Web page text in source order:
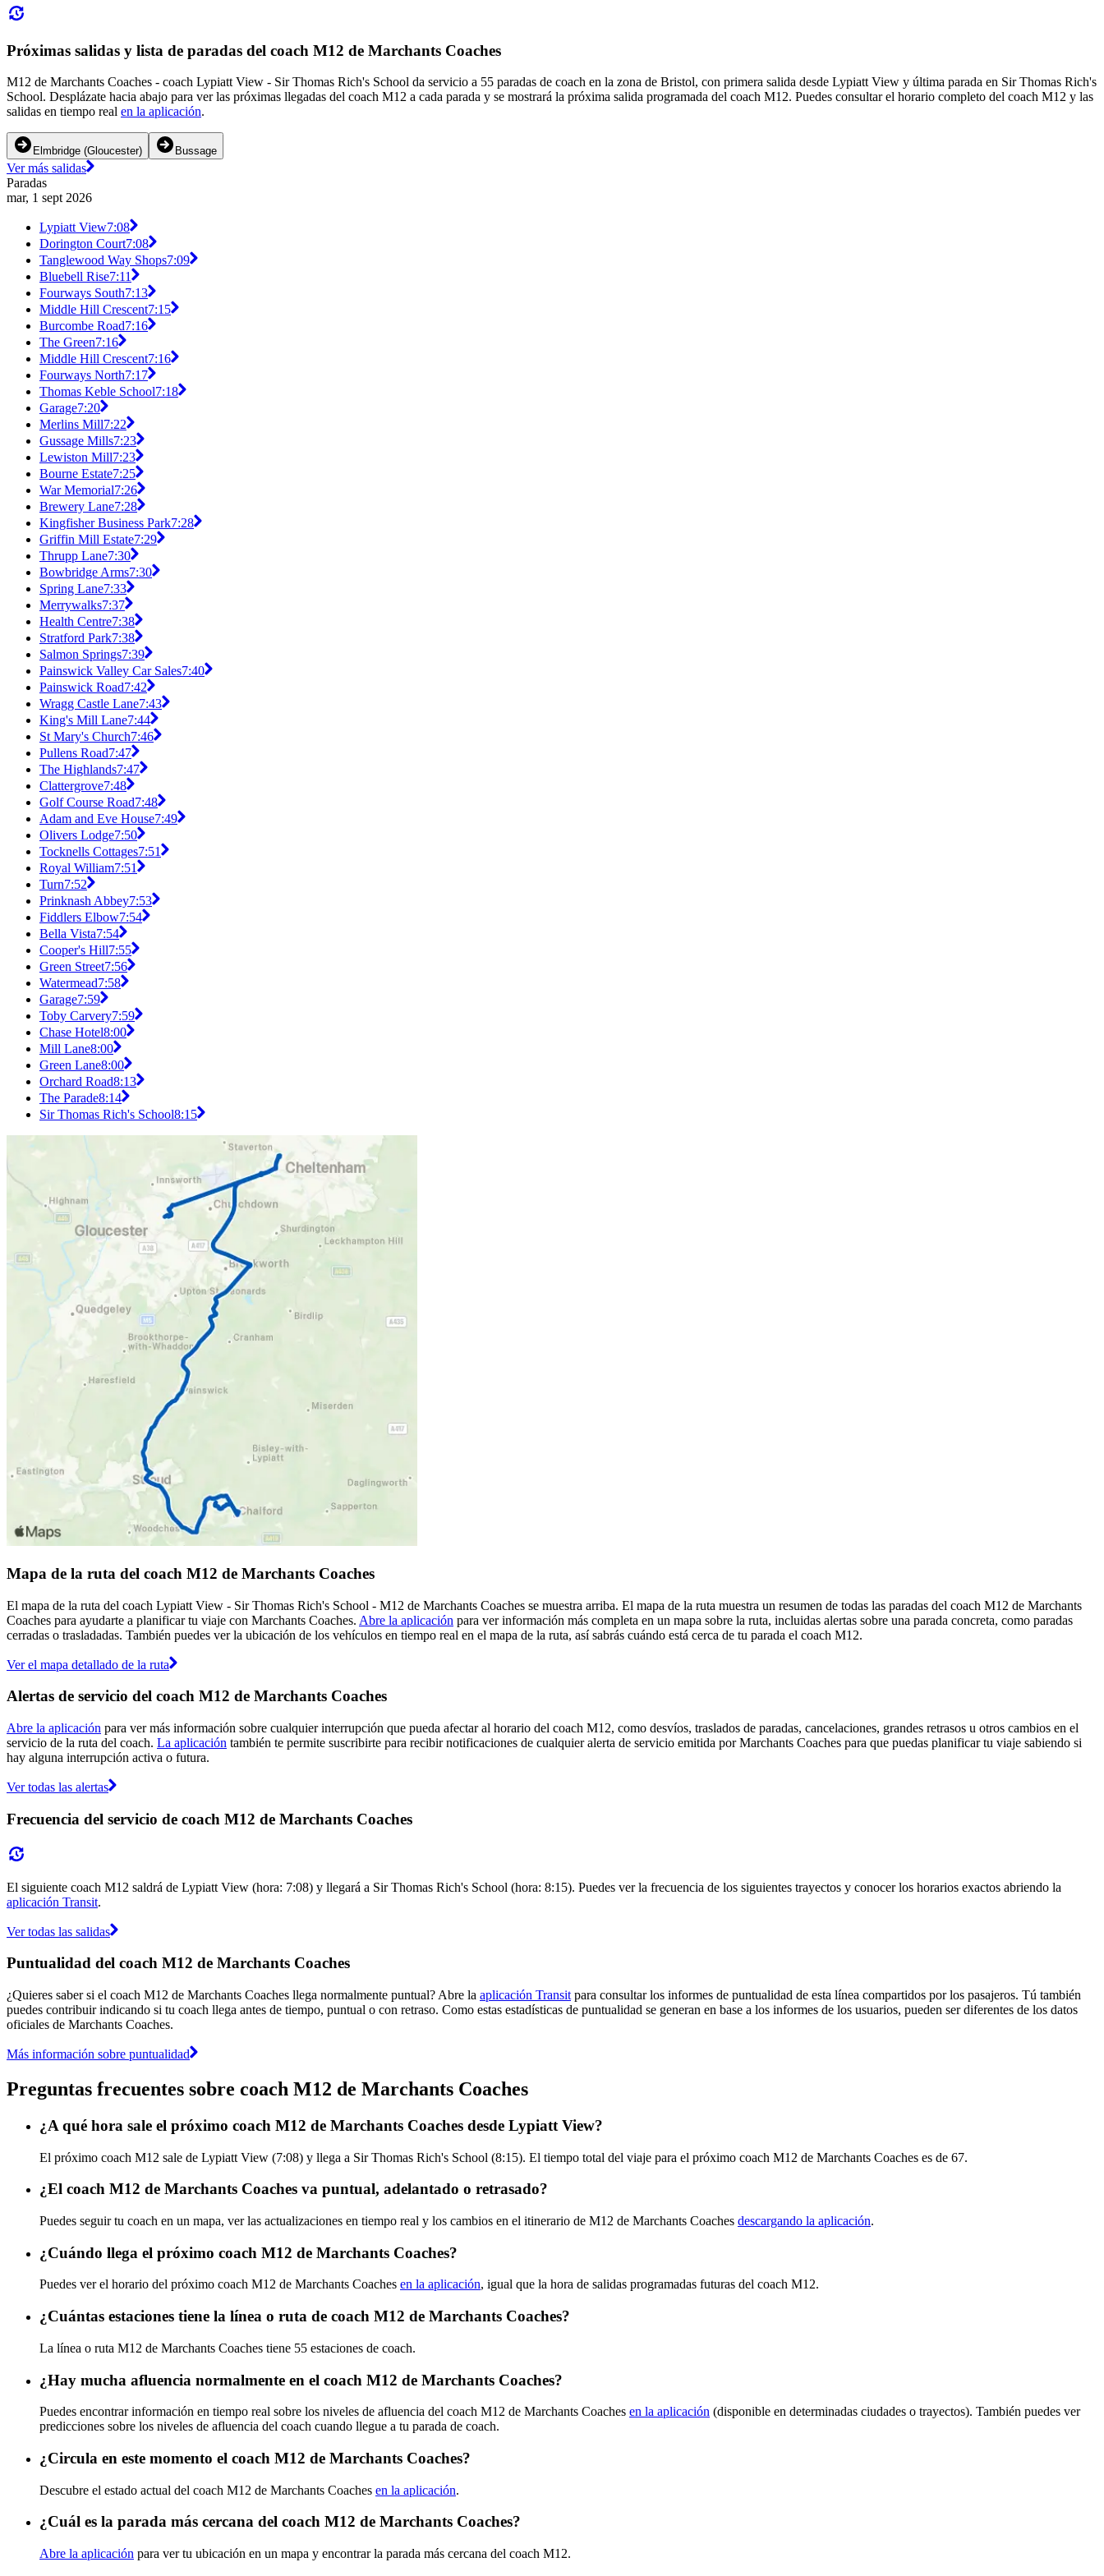
Próximas salidas y lista de paradas del coach M12 de Marchants Coaches
M12 de Marchants Coaches - coach Lypiatt View - Sir Thomas Rich's School da servicio a 55 paradas de coach en la zona de Bristol, con primera salida desde Lypiatt View y última parada en Sir Thomas Rich's
School. Desplázate hacia abajo para ver las próximas llegadas del coach M12 a cada parada y se mostrará la próxima salida programada del coach M12. Puedes consultar el horario completo del coach M12 y las
salidas en tiempo real en la aplicación.
Elmbridge (Gloucester) Bussage
Ver más salidas
Paradas
mar, 1 sept 2026
Lypiatt View7:08
Dorington Court7:08
Tanglewood Way Shops7:09
Bluebell Rise7:11
Fourways South7:13
Middle Hill Crescent7:15
Burcombe Road7:16
The Green7:16
Middle Hill Crescent7:16
Fourways North7:17
Thomas Keble School7:18
Garage7:20
Merlins Mill7:22
Gussage Mills7:23
Lewiston Mill7:23
Bourne Estate7:25
War Memorial7:26
Brewery Lane7:28
Kingfisher Business Park7:28
Griffin Mill Estate7:29
Thrupp Lane7:30
Bowbridge Arms7:30
Spring Lane7:33
Merrywalks7:37
Health Centre7:38
Stratford Park7:38
Salmon Springs7:39
Painswick Valley Car Sales7:40
Painswick Road7:42
Wragg Castle Lane7:43
King's Mill Lane7:44
St Mary's Church7:46
Pullens Road7:47
The Highlands7:47
Clattergrove7:48
Golf Course Road7:48
Adam and Eve House7:49
Olivers Lodge7:50
Tocknells Cottages7:51
Royal William7:51
Turn7:52
Prinknash Abbey7:53
Fiddlers Elbow7:54
Bella Vista7:54
Cooper's Hill7:55
Green Street7:56
Watermead7:58
Garage7:59
Toby Carvery7:59
Chase Hotel8:00
Mill Lane8:00
Green Lane8:00
Orchard Road8:13
The Parade8:14
Sir Thomas Rich's School8:15
Mapa de la ruta del coach M12 de Marchants Coaches
El mapa de la ruta del coach Lypiatt View - Sir Thomas Rich's School - M12 de Marchants Coaches se muestra arriba. El mapa de la ruta muestra un resumen de todas las paradas del coach M12 de Marchants
Coaches para ayudarte a planificar tu viaje con Marchants Coaches. Abre la aplicación para ver información más completa en un mapa sobre la ruta, incluidas alertas sobre una parada concreta, como paradas
cerradas o trasladadas. También puedes ver la ubicación de los vehículos en tiempo real en el mapa de la ruta, así sabrás cuándo está cerca de tu parada el coach M12.
Ver el mapa detallado de la ruta
Alertas de servicio del coach M12 de Marchants Coaches
Abre la aplicación para ver más información sobre cualquier interrupción que pueda afectar al horario del coach M12, como desvíos, traslados de paradas, cancelaciones, grandes retrasos u otros cambios en el
servicio de la ruta del coach. La aplicación también te permite suscribirte para recibir notificaciones de cualquier alerta de servicio emitida por Marchants Coaches para que puedas planificar tu viaje sabiendo si
hay alguna interrupción activa o futura.
Ver todas las alertas
Frecuencia del servicio de coach M12 de Marchants Coaches
El siguiente coach M12 saldrá de Lypiatt View (hora: 7:08) y llegará a Sir Thomas Rich's School (hora: 8:15). Puedes ver la frecuencia de los siguientes trayectos y conocer los horarios exactos abriendo la
aplicación Transit.
Ver todas las salidas
Puntualidad del coach M12 de Marchants Coaches
¿Quieres saber si el coach M12 de Marchants Coaches llega normalmente puntual? Abre la aplicación Transit para consultar los informes de puntualidad de esta línea compartidos por los pasajeros. Tú también
puedes contribuir indicando si tu coach llega antes de tiempo, puntual o con retraso. Como estas estadísticas de puntualidad se generan en base a los informes de los usuarios, pueden ser diferentes de los datos
oficiales de Marchants Coaches.
Más información sobre puntualidad
Preguntas frecuentes sobre coach M12 de Marchants Coaches
¿A qué hora sale el próximo coach M12 de Marchants Coaches desde Lypiatt View?
El próximo coach M12 sale de Lypiatt View (7:08) y llega a Sir Thomas Rich's School (8:15). El tiempo total del viaje para el próximo coach M12 de Marchants Coaches es de 67.
¿El coach M12 de Marchants Coaches va puntual, adelantado o retrasado?
Puedes seguir tu coach en un mapa, ver las actualizaciones en tiempo real y los cambios en el itinerario de M12 de Marchants Coaches descargando la aplicación.
¿Cuándo llega el próximo coach M12 de Marchants Coaches?
Puedes ver el horario del próximo coach M12 de Marchants Coaches en la aplicación, igual que la hora de salidas programadas futuras del coach M12.
¿Cuántas estaciones tiene la línea o ruta de coach M12 de Marchants Coaches?
La línea o ruta M12 de Marchants Coaches tiene 55 estaciones de coach.
¿Hay mucha afluencia normalmente en el coach M12 de Marchants Coaches?
Puedes encontrar información en tiempo real sobre los niveles de afluencia del coach M12 de Marchants Coaches en la aplicación (disponible en determinadas ciudades o trayectos). También puedes ver
predicciones sobre los niveles de afluencia del coach cuando llegue a tu parada de coach.
¿Circula en este momento el coach M12 de Marchants Coaches?
Descubre el estado actual del coach M12 de Marchants Coaches en la aplicación.
¿Cuál es la parada más cercana del coach M12 de Marchants Coaches?
Abre la aplicación para ver tu ubicación en un mapa y encontrar la parada más cercana del coach M12.